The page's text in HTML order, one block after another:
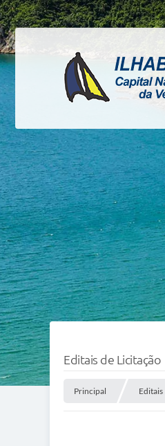
Editais de Licitação
Principal Editais